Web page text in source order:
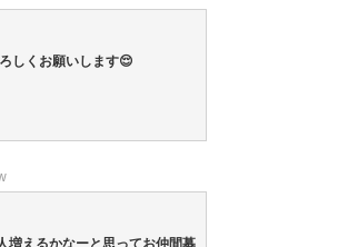
しくお願いします😌
増えるかなーと思ってお仲間募